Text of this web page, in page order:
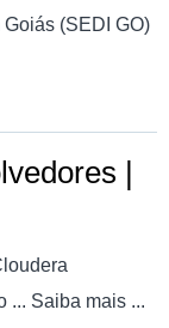
(SEDI GO)
|
... Saiba mais ...